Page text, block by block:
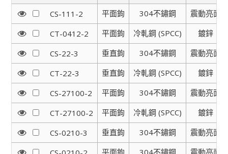
CS-111-2
平面鉤 304不鏽鋼
震動亮面
CT-0412-2
平面鉤 冷軋鋼 (SPCC)
鍍鋅
CS-22-3
垂直鉤 304不鏽鋼
震動亮面
CT-22-3
垂直鉤 冷軋鋼 (SPCC)
鍍鋅
CS-27100-2
平面鉤 304不鏽鋼
震動亮面
CT-27100-2
平面鉤 冷軋鋼 (SPCC)
鍍鋅
CS-0210-3
垂直鉤 304不鏽鋼
震動亮面